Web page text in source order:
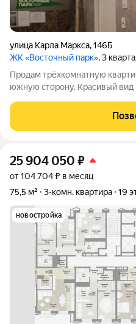
улица Карла Маркса,146Б
ЖК «Восточный парк», 3
Продам трёхкомнатную
южную сторону. Красивый вид
лоджии. Большая придомовая
беговой дорожкой, местами
25 904 050 ₽
от 104 704 ₽ в месяц
75,5 м²
3-комн. квартира 19
новостройка